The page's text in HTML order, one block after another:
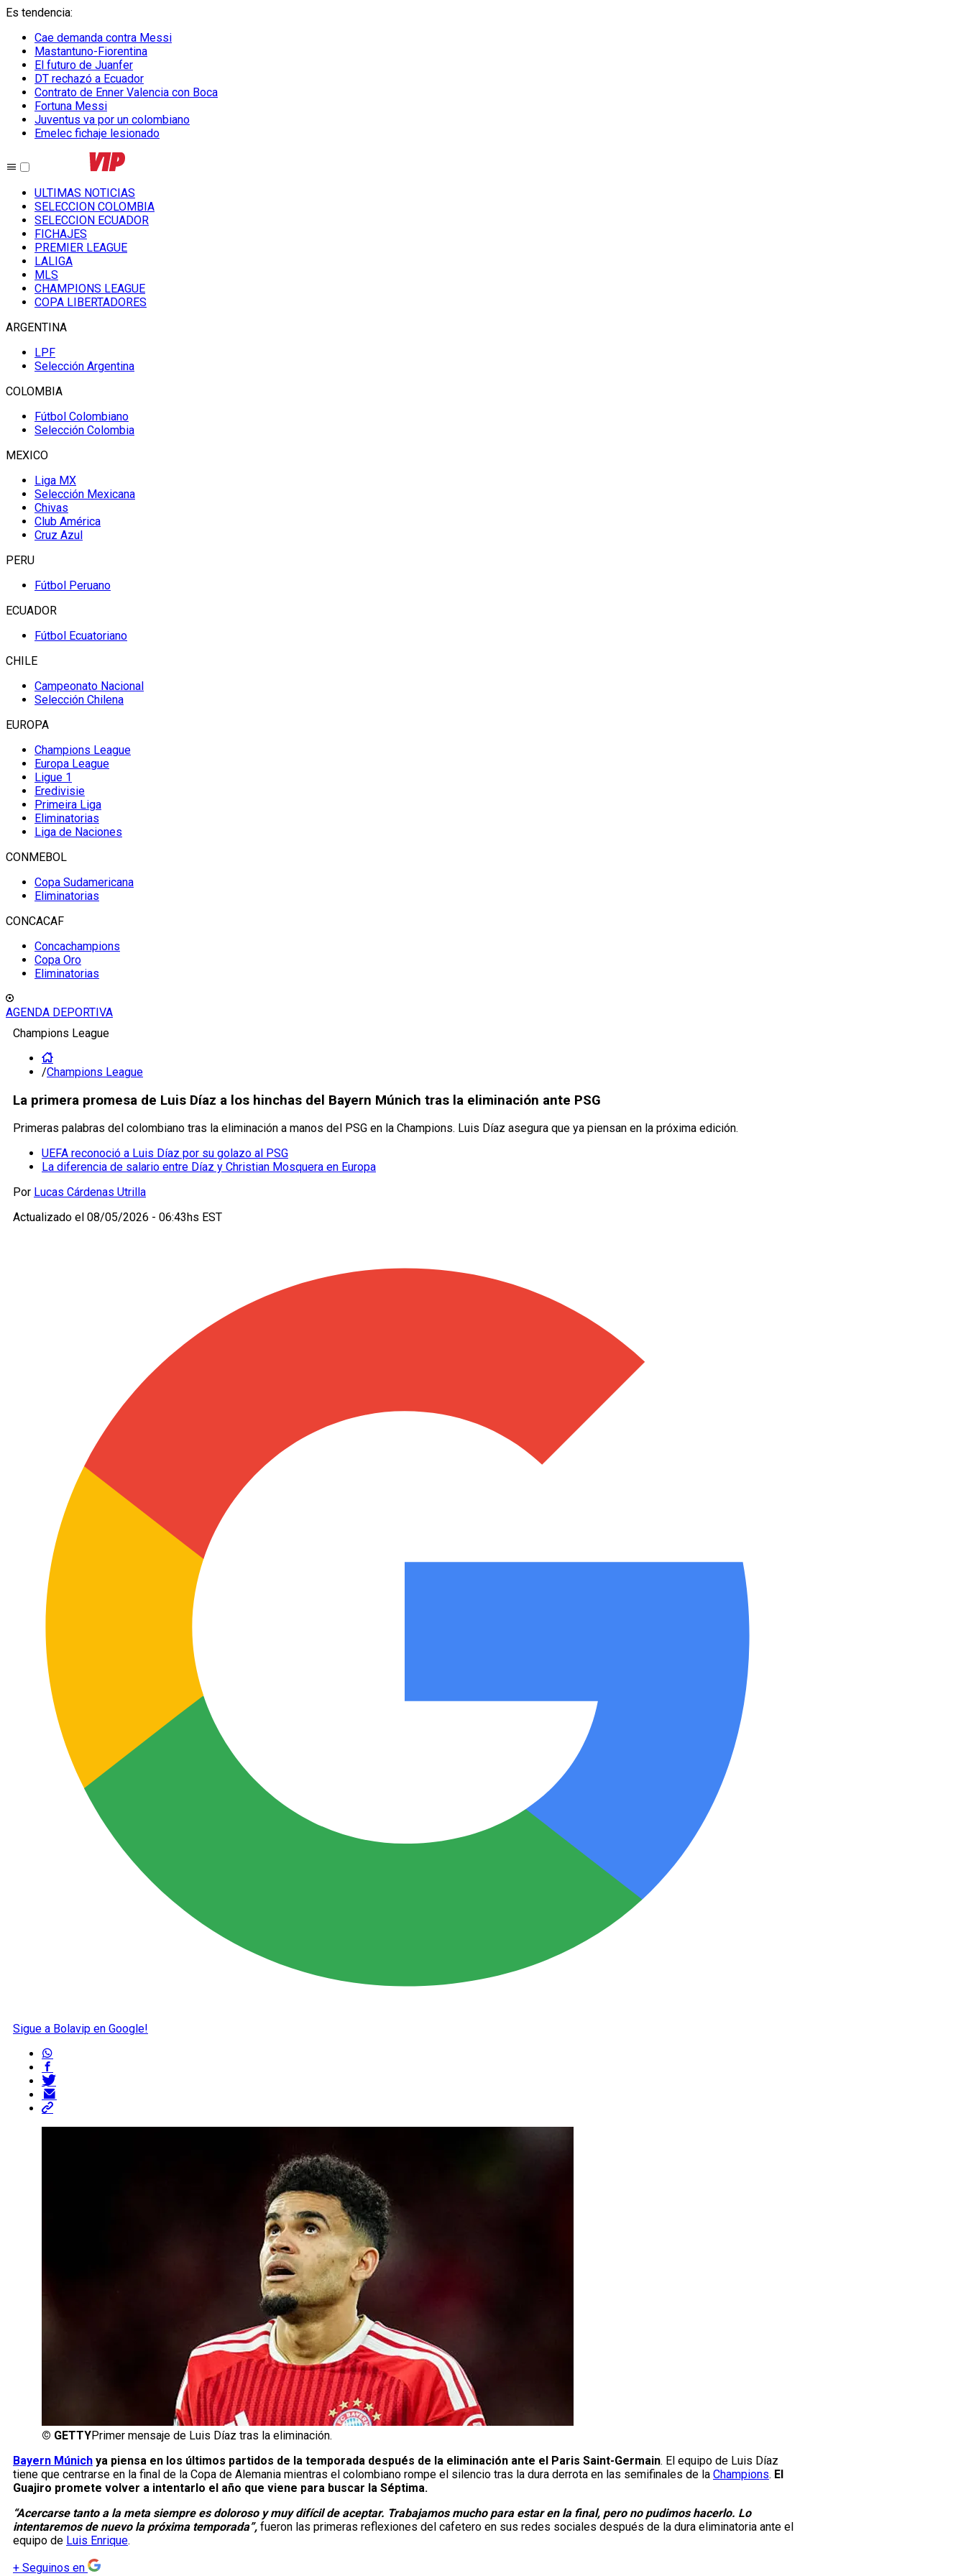
Es tendencia:
Cae demanda contra Messi
Mastantuno-Fiorentina
El futuro de Juanfer
DT rechazó a Ecuador
Contrato de Enner Valencia con Boca
Fortuna Messi
Juventus va por un colombiano
Emelec fichaje lesionado
ULTIMAS NOTICIAS
SELECCION COLOMBIA
SELECCION ECUADOR
FICHAJES
PREMIER LEAGUE
LALIGA
MLS
CHAMPIONS LEAGUE
COPA LIBERTADORES
ARGENTINA
LPF
Selección Argentina
COLOMBIA
Fútbol Colombiano
Selección Colombia
MEXICO
Liga MX
Selección Mexicana
Chivas
Club América
Cruz Azul
PERU
Fútbol Peruano
ECUADOR
Fútbol Ecuatoriano
CHILE
Campeonato Nacional
Selección Chilena
EUROPA
Champions League
Europa League
Ligue 1
Eredivisie
Primeira Liga
Eliminatorias
Liga de Naciones
CONMEBOL
Copa Sudamericana
Eliminatorias
CONCACAF
Concachampions
Copa Oro
Eliminatorias
AGENDA DEPORTIVA
Champions League
/Champions League
La primera promesa de Luis Díaz a los hinchas del Bayern Múnich tras la eliminación ante PSG
Primeras palabras del colombiano tras la eliminación a manos del PSG en la Champions. Luis Díaz asegura que ya piensan en la próxima edición.
UEFA reconoció a Luis Díaz por su golazo al PSG
La diferencia de salario entre Díaz y Christian Mosquera en Europa
Por Lucas Cárdenas Utrilla
Actualizado el 08/05/2026 - 06:43hs EST
Sigue a Bolavip en Google!
© GETTYPrimer mensaje de Luis Díaz tras la eliminación.
Bayern Múnich ya piensa en los últimos partidos de la temporada después de la eliminación ante el Paris Saint-Germain. El equipo de Luis Díaz
tiene que centrarse en la final de la Copa de Alemania mientras el colombiano rompe el silencio tras la dura derrota en las semifinales de la Champions. El
Guajiro promete volver a intentarlo el año que viene para buscar la Séptima.
“Acercarse tanto a la meta siempre es doloroso y muy difícil de aceptar. Trabajamos mucho para estar en la final, pero no pudimos hacerlo. Lo
intentaremos de nuevo la próxima temporada”, fueron las primeras reflexiones del cafetero en sus redes sociales después de la dura eliminatoria ante el
equipo de Luis Enrique.
+ Seguinos en